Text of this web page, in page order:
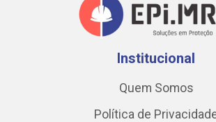
Institucional
Quem Somos
Política de